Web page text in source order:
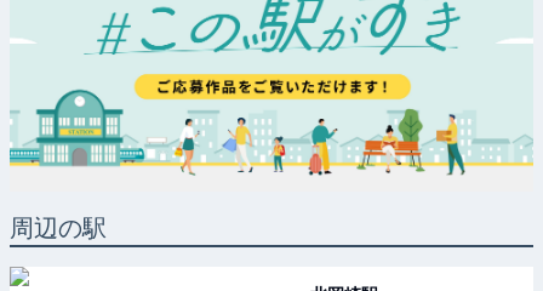
周辺の駅